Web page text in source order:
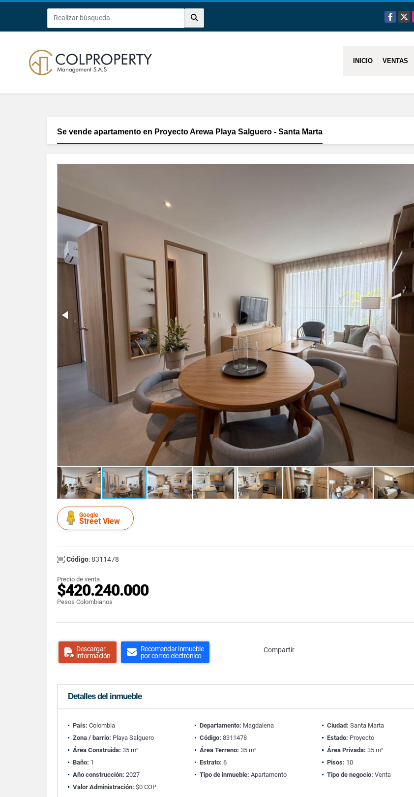
Facebook
X
INICIO VENTAS
Se vende apartamento en Proyecto Arewa Playa Salguero - Santa Marta
Google
Street View
Código: 8311478
Precio de venta
$420.240.000
Pesos Colombianos
Descargar
información
Recomendar inmueble
por correo electrónico
Compartir
Detalles del inmueble
País: Colombia Departamento: Magdalena Ciudad: Santa Marta
Zona / barrio: Playa Salguero Código: 8311478 Estado: Proyecto
Área Construida: 35 m² Área Terreno: 35 m² Área Privada: 35 m²
Baño: 1 Estrato: 6 Pisos: 10
Año construcción: 2027 Tipo de inmueble: Apartamento Tipo de negocio: Venta
Valor Administración: $0 COP